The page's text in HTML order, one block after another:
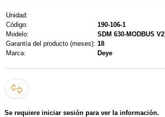
Unidad:
Código:
190-106-1
Modelo:
SDM 630-MODBUS V2
Garantía del producto (meses): 18
Marca:
Deye
Se requiere iniciar sesión para ver la información.